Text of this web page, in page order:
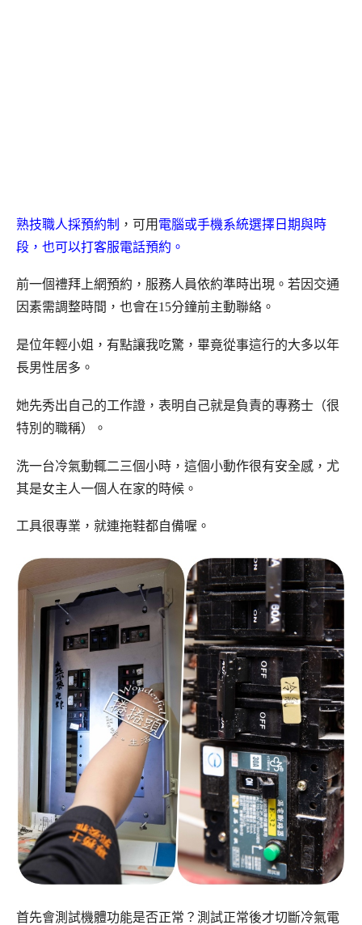
熟技職人採預約制 ，可用 電腦或手機系統選擇日期與時
段，也可以打客服電話預約。
前一個禮拜上網預約，服務人員依約準時出現。若因交通
因素需調整時間，也會在15分鐘前主動聯絡。
是位年輕小姐，有點讓我吃驚，畢竟從事這行的大多以年
長男性居多。
她先秀出自己的工作證，表明自己就是負責的專務士（很
特別的職稱）。
洗一台冷氣動輒二三個小時，這個小動作很有安全感，尤
其是女主人一個人在家的時候。
工具很專業，就連拖鞋都自備喔。
首先會測試機體功能是否正常？測試正常後才切斷冷氣電